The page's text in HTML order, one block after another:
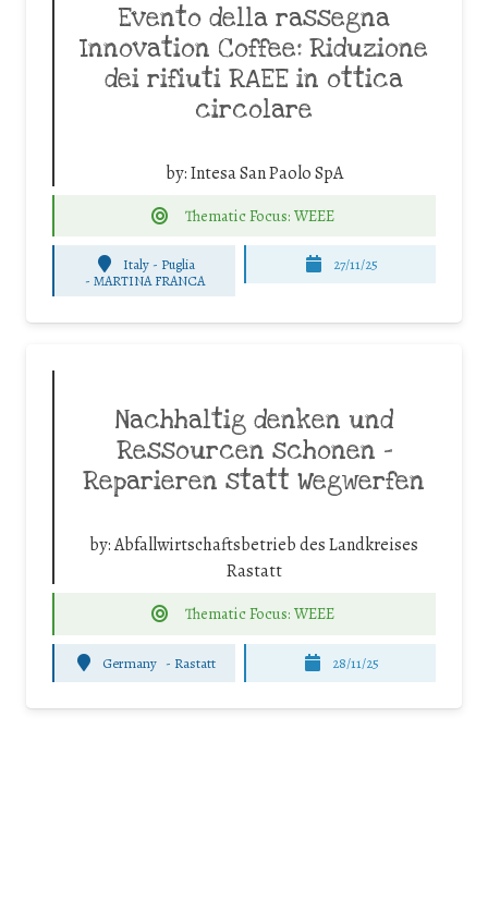
Evento della rassegna
Innovation Coffee: Riduzione
dei rifiuti RAEE in ottica
circolare
by:Intesa San Paolo SpA
Thematic Focus: WEEE
Italy - Puglia
- MARTINA FRANCA
27/11/25
Nachhaltig denken und
Ressourcen schonen –
Reparieren statt Wegwerfen
by:Abfallwirtschaftsbetrieb des Landkreises
Rastatt
Thematic Focus: WEEE
Germany - Rastatt 28/11/25